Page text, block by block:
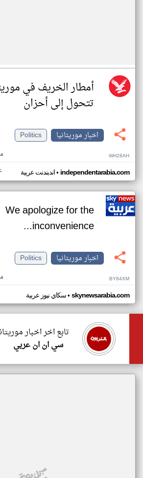
أمطار الخريف في
تتحول إلى أحزان
اخبار موريتانيا
Politics
WH28AH
اندبندنت عربية• independentarabia.com
We apologize for the
inconvenience...
اخبار موريتانيا
Politics
BY84XM
سكاي نيوز عربية• skynewsarabia.com
تابع اخر اخبار
سي ان ان عربي